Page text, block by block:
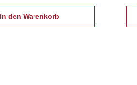
In den Warenkorb